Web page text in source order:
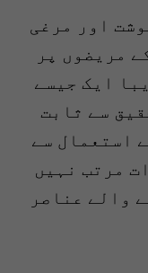
اور مرغی
مریضوں پر
ایک جیسے
سے ثابت
استعمال سے
مرتب نہیں
والے عناصر